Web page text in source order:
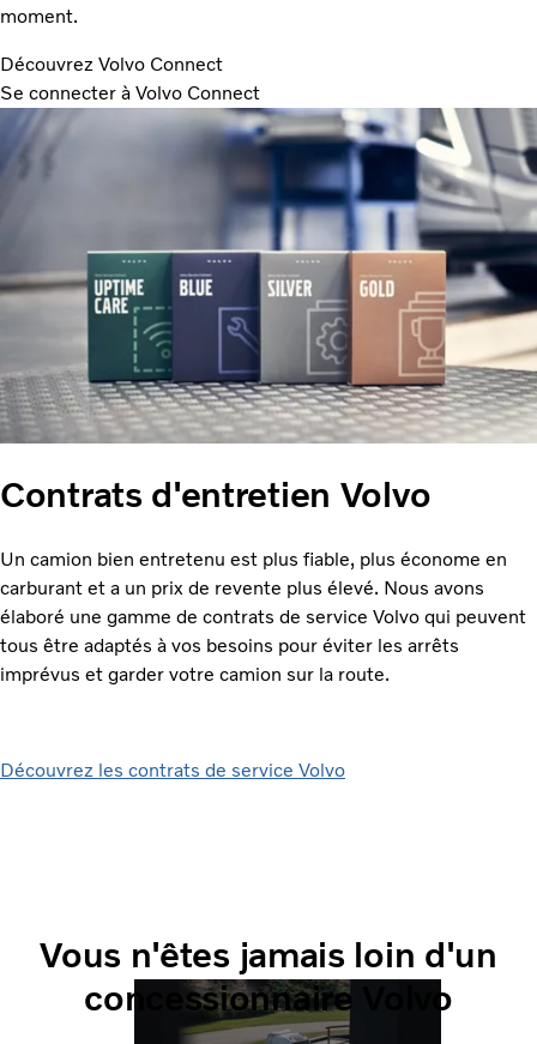
moment.
Découvrez Volvo Connect
Se connecter à Volvo Connect
Contrats d'entretien Volvo
Un camion bien entretenu est plus fiable, plus économe en
carburant et a un prix de revente plus élevé. Nous avons
élaboré une gamme de contrats de service Volvo qui peuvent
tous être adaptés à vos besoins pour éviter les arrêts
imprévus et garder votre camion sur la route.
Découvrez les contrats de service Volvo
Vous n'êtes jamais loin d'un
concessionnaire Volvo